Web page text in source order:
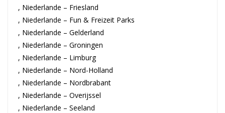
, Niederlande – Friesland
, Niederlande – Fun & Freizeit Parks
, Niederlande – Gelderland
, Niederlande – Groningen
, Niederlande – Limburg
, Niederlande – Nord-Holland
, Niederlande – Nordbrabant
, Niederlande – Overijssel
, Niederlande – Seeland